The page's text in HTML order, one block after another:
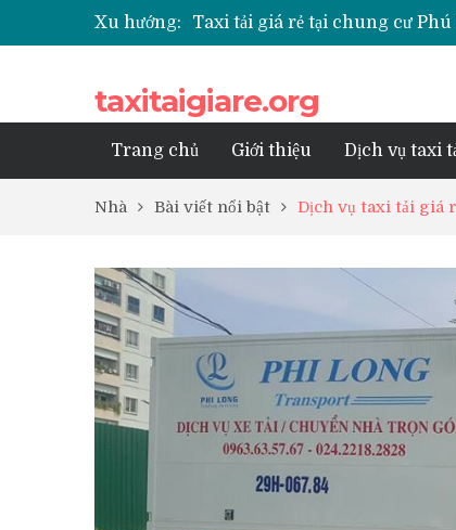
Xu hướng:
Taxi tải giá rẻ tại chung cư
Taxi tải giá rẻ tại chung cư
Taxi tải giá rẻ tại Chung cư
Taxi tải giá rẻ tại chung cư BID
taxitaigiare.org
Trang chủ Giới thiệu Dịch vụ taxi
Nhà Bài viết nổi bật Dịch vụ taxi tải giá